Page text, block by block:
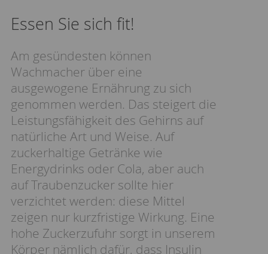
Essen Sie sich fit!
Am gesündesten können
Wachmacher über eine
ausgewogene Ernährung zu sich
genommen werden. Das steigert die
Leistungsfähigkeit des Gehirns auf
natürliche Art und Weise. Auf
zuckerhaltige Getränke wie
Energydrinks oder Cola, aber auch
auf Traubenzucker sollte hier
verzichtet werden: diese Mittel
zeigen nur kurzfristige Wirkung. Eine
hohe Zuckerzufuhr sorgt in unserem
Körper nämlich dafür, dass Insulin